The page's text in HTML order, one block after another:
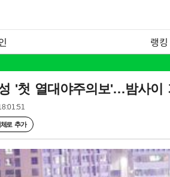
랭킹
성 '첫 열대야주의보'…밤사이
로 추가